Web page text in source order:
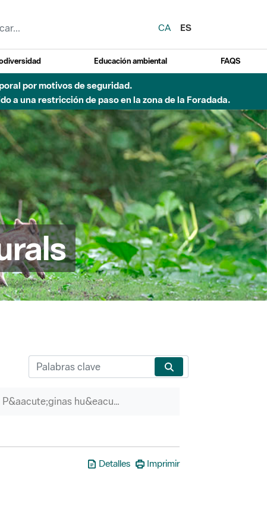
CA
ES
Educación ambiental FAQS
por motivos de seguridad.
a una restricción de paso en la zona de la Foradada.
P&aacute;ginas hu&eacute;rfanas
Detalles Imprimir